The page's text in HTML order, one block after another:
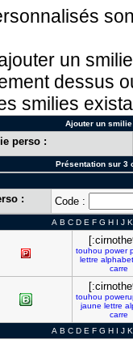
un
dessus
smilies
Ajouter un
perso :
Présentation sur 3
: Code :
A B C D E F G H I J K
touhou power
lettre alphabet
carre
touhou
jaune lettre
carre
A B C D E F G H I J K